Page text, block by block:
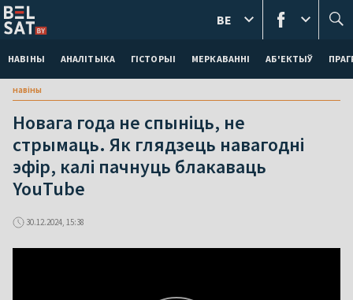
НАВІНЫ АНАЛІТЫКА ГІСТОРЫІ МЕРКАВАННI АБ'ЕКТЫЎ
BE
навіны
Новага года не спыніць, не
стрымаць. Як глядзець навагодні
эфір, калі пачнуць блакаваць
YouTube
30.12.2024, 15:38